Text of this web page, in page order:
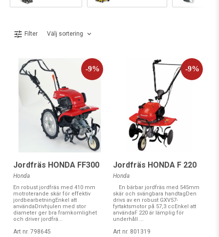
Vi på Kvänums Maskin har samlat ihop ett sortiment av
trädgårdsarbete. Välj och vraka bland våra artiklar i
Filter Välj sortering
Jordfräs HONDA FF300
Honda
En robust jordfräs med 410 mm
motroterande skär för effektiv
jordbearbetningEnkel att
användaDrivhjulen med stor
diameter ger bra framkomlighet
och driver jordfrä...
Art nr. 798645
Jordfräs HONDA F 220
Honda
En bärbar jordfräs med 545mm
skär och svängbara handtagDen
drivs av en robust GXV57-
fyrtaktsmotor på 57,3 ccEnkel att
användaF 220 är lämplig för
underhåll ...
Art nr. 801319